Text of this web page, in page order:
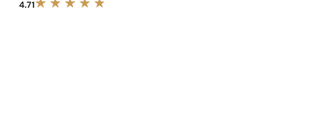
4.71